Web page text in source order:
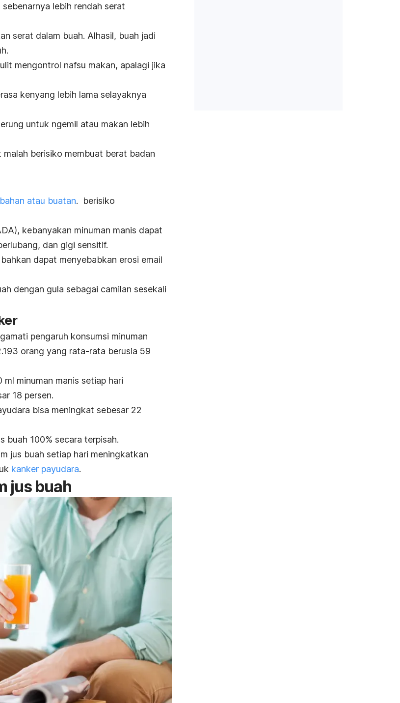
sebenarnya lebih rendah serat
serat dalam buah. Alhasil, buah jadi
mengontrol nafsu makan, apalagi jika
kenyang lebih lama selayaknya
untuk ngemil atau makan lebih
berisiko membuat berat badan
atau buatan. berisiko
kebanyakan minuman manis dapat
dan gigi sensitif.
dapat menyebabkan erosi email
dengan gula sebagai camilan sesekali
pengaruh konsumsi minuman
orang yang rata-rata berusia 59
minuman manis setiap hari
18 persen.
bisa meningkat sebesar 22
buah 100% secara terpisah.
jus buah setiap hari meningkatkan
kanker payudara.
jus buah